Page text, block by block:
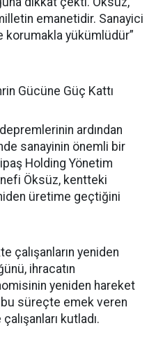
emanetidir. Sanayici
korumakla yükümlüdür”
Gücüne Güç Kattı
ardından
sanayinin önemli bir
Holding Yönetim
Öksüz, kentteki
üretime geçtiğini
çalışanların yeniden
ihracatın
yeniden hareket
bu süreçte emek veren
kutladı.